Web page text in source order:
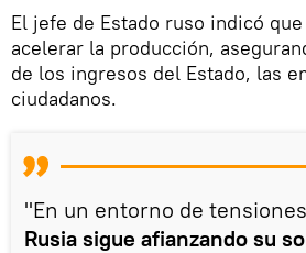
El jefe de Estado ruso indicó
acelerar la producción,
de los ingresos del Estado, las
ciudadanos.
"En un entorno de
Rusia sigue afianzando su